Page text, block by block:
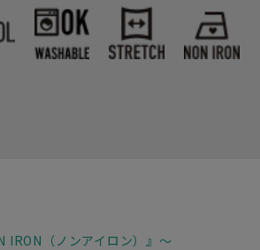
IRON（ノンアイロン）』～